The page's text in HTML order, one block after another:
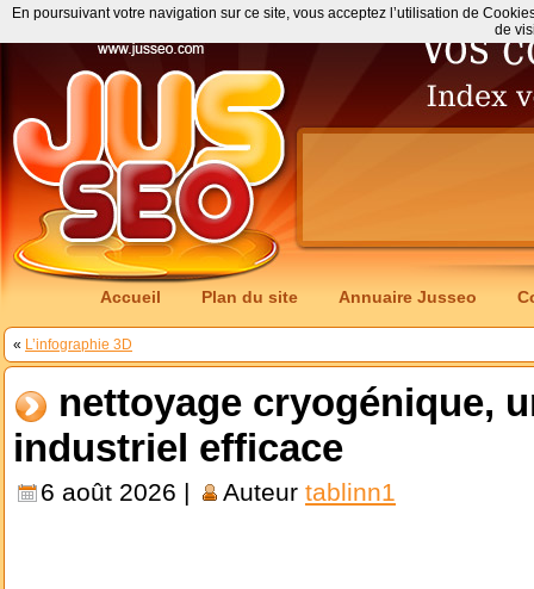
Accueil Plan du site Annuaire Jusseo
« L’infographie 3D
nettoyage cryogénique,
industriel efficace
6 août 2026 | Auteur tablinn1
En poursuivant votre navigation sur ce site, vous acceptez l’utilisation de
de